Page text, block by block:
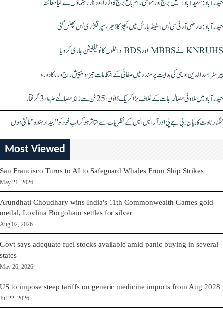
حیدرآباد: سعیدآباد اسٹیل برج اور موسیٰ رام باغ برج کا وزراء و دیگر رہنماؤں نے کیا معائنہ
حیدرآباد: عارضی آر ٹی سی بس اسٹینڈ بارش میں کیچڑ کا ڈھیر، سپر لگژری بس پھنس گئی
KNRUHS نے MBBS اور BDS داخلوں کا نوٹیفکیشن جاری کر دیا
بیرسٹر اسدالدین اویسی کی ہدایت پر مندر میں صفائی کے انتظامات تیز، دیپیش راج ورما کا دورہ
حیدرآباد میں ملاوٹی مصالحہ جات کے خلاف بڑا کریک ڈاؤن، 25 ٹن سے زائد مصالحے ضبط، 3 گرفتار
Most Viewed
San Francisco Turns to AI to Safeguard Whales From Ship Strikes
May 21, 2026
Arundhati Choudhary wins India's 11th Commonwealth Games gold
medal, Lovlina Borgohain settles for silver
Aug 02, 2026
Govt says adequate fuel stocks available amid panic buying in several
states
May 26, 2026
US to impose steep tariffs on generic medicine imports from Aug 2028